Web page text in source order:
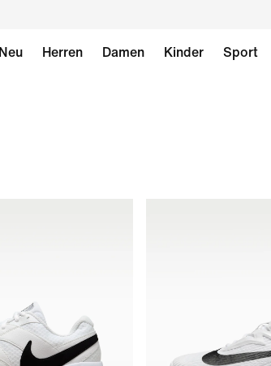
Neu Herren Damen Kinder Sport